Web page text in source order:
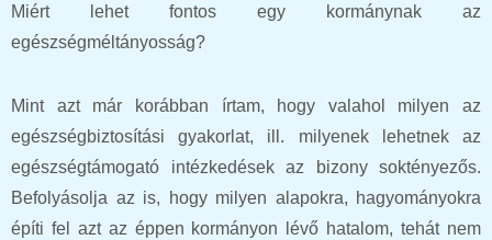
Miért lehet fontos egy kormánynak az
egészségméltányosság?
Mint azt már korábban írtam, hogy valahol milyen az
egészségbiztosítási gyakorlat, ill. milyenek lehetnek az
egészségtámogató intézkedések az bizony soktényezős.
Befolyásolja az is, hogy milyen alapokra, hagyományokra
építi fel azt az éppen kormányon lévő hatalom, tehát nem